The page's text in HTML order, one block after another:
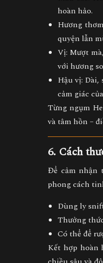
hoàn hảo.
Hương
quyện lẫn
Vị: Mượt
với hương
Hậu vị: Dài,
cảm giác
Từng ngụm
và tâm hồn –
6. Cách
Để cảm nhận
phong cách
Dùng ly
Thưởng
Có thể để
Kết hợp hoàn